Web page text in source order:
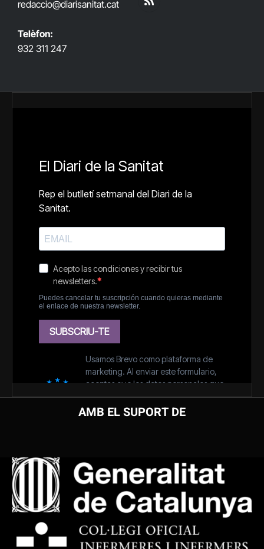
redaccio@diarisanitat.cat
Telèfon:
932 311 247
RSS
AMB EL SUPORT DE